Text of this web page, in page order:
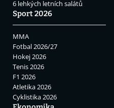
6 lehkých letních salátů
Sport 2026
MMA
Fotbal 2026/27
Hokej 2026
Tenis 2026
F1 2026
Atletika 2026
Cyklistika 2026